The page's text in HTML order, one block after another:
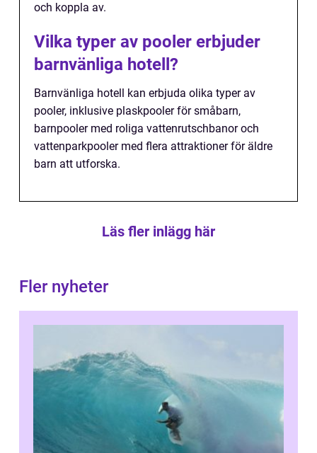
och koppla av.
Vilka typer av pooler erbjuder
barnvänliga hotell?
Barnvänliga hotell kan erbjuda olika typer av
pooler, inklusive plaskpooler för småbarn,
barnpooler med roliga vattenrutschbanor och
vattenparkpooler med flera attraktioner för äldre
barn att utforska.
Läs fler inlägg här
Fler nyheter